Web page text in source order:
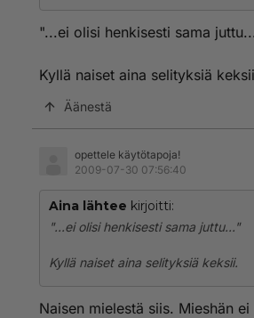
olisi varmaan ihan hyvä keino
Läpsäisy takapuolelleni, läpsäisy
"...ei olisi henkisesti sama
Kyllä naiset aina selityksiä
Äänestä
opettele käytötapoja!
2009-07-30 07:56:40
Aina lähtee kirjoitti:
"...ei olisi henkisesti sama juttu..."
Kyllä naiset aina selityksiä keksii.
Naisen mielestä siis. Mieshän